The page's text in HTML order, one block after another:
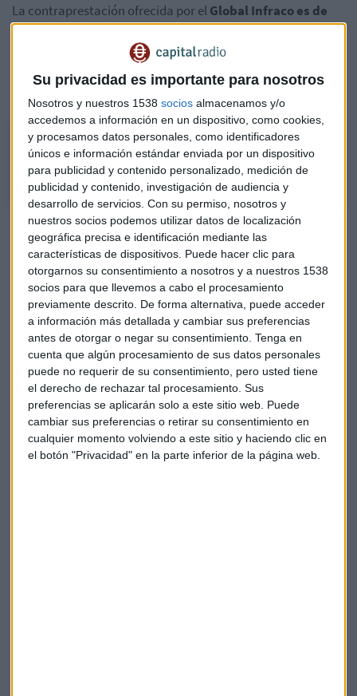
Su privacidad es importante para nosotros
Nosotros y nuestros 1538 socios almacenamos y/o
accedemos a información en un dispositivo, como cookies,
y procesamos datos personales, como identificadores
únicos e información estándar enviada por un dispositivo
para publicidad y contenido personalizado, medición de
publicidad y contenido, investigación de audiencia y
desarrollo de servicios. Con su permiso, nosotros y
nuestros socios podemos utilizar datos de localización
geográfica precisa e identificación mediante las
características de dispositivos. Puede hacer clic para
otorgarnos su consentimiento a nosotros y a nuestros 1538
socios para que llevemos a cabo el procesamiento
previamente descrito. De forma alternativa, puede acceder
a información más detallada y cambiar sus preferencias
antes de otorgar o negar su consentimiento. Tenga en
cuenta que algún procesamiento de sus datos personales
puede no requerir de su consentimiento, pero usted tiene
el derecho de rechazar tal procesamiento. Sus
preferencias se aplicarán solo a este sitio web. Puede
cambiar sus preferencias o retirar su consentimiento en
cualquier momento volviendo a este sitio y haciendo clic en
el botón "Privacidad" en la parte inferior de la página web.
La contraprestación ofrecida por elGlobal Infraco es de
23,00 euros por acción (el “Precio de la Oferta”), con un
montante total de 5.060 millones de euros
la Oferta se pagará en efectivo en su totalidad", asegura el
fondo luxemburgués en la nota hecha pública esta mañana.
"La OPA sobre Naturgy es una sorpresa"
Juan Luis García-Alejo, analista de Andbank
Este lunes, las acciones deNaturgycerraron en los 19,21€.
Esto supone una prima cercana al 20%.La compañía
energética española ha declinado realizar comentarios y
"se remiten a la nota publicada en la Comisión Nacional del
Mercado de Valores (CNMV)", explican a Capital Radio.
Primeros 'noes'
IFM Investors "considera que el Precio de la Oferta cumple
con los requisitos para ser considerado como “precio
equitativo” de conformidad", detallan.
Sin embargo, los primeros rechazos a la OPA parcial no se
han hecho esperar. Rioja Acquisition, S.à r.l. y GIP III Canary